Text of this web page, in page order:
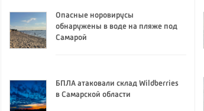
Опасные норовирусы
обнаружены в воде на пляже под
Самарой
БПЛА атаковали склад Wildberries
в Самарской области